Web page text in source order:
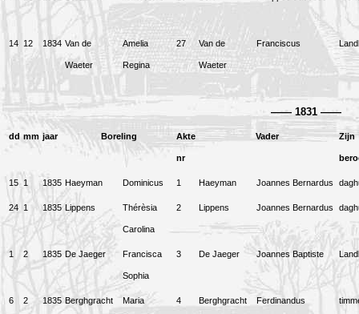
14 12 1834 Van de
Waeter
Amelia
Regina
27 Van de
Waeter
Franciscus
—— 1831 ——
dd mm jaar Boreling Akte
nr
Vader Zijn
15 1 1835 Haeyman Dominicus 1 Haeyman Joannes Bernardus
24 1 1835 Lippens Thérèsia
Carolina
2 Lippens Joannes Bernardus
1 2 1835 De Jaeger Francisca
Sophia
3 De Jaeger Joannes Baptiste
6 2 1835 Berghgracht Maria 4 Berghgracht Ferdinandus